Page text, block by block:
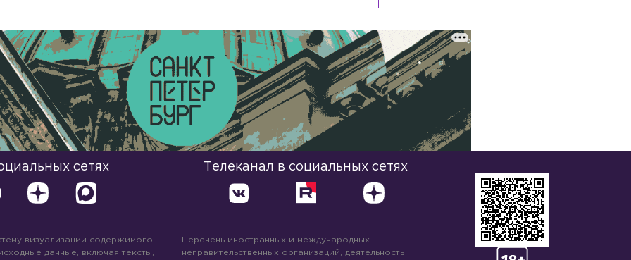
сетях Телеканал в социальных сетях
визуализации содержимого
данные, включая тексты,
Перечень иностранных и международных
неправительственных организаций, деятельность